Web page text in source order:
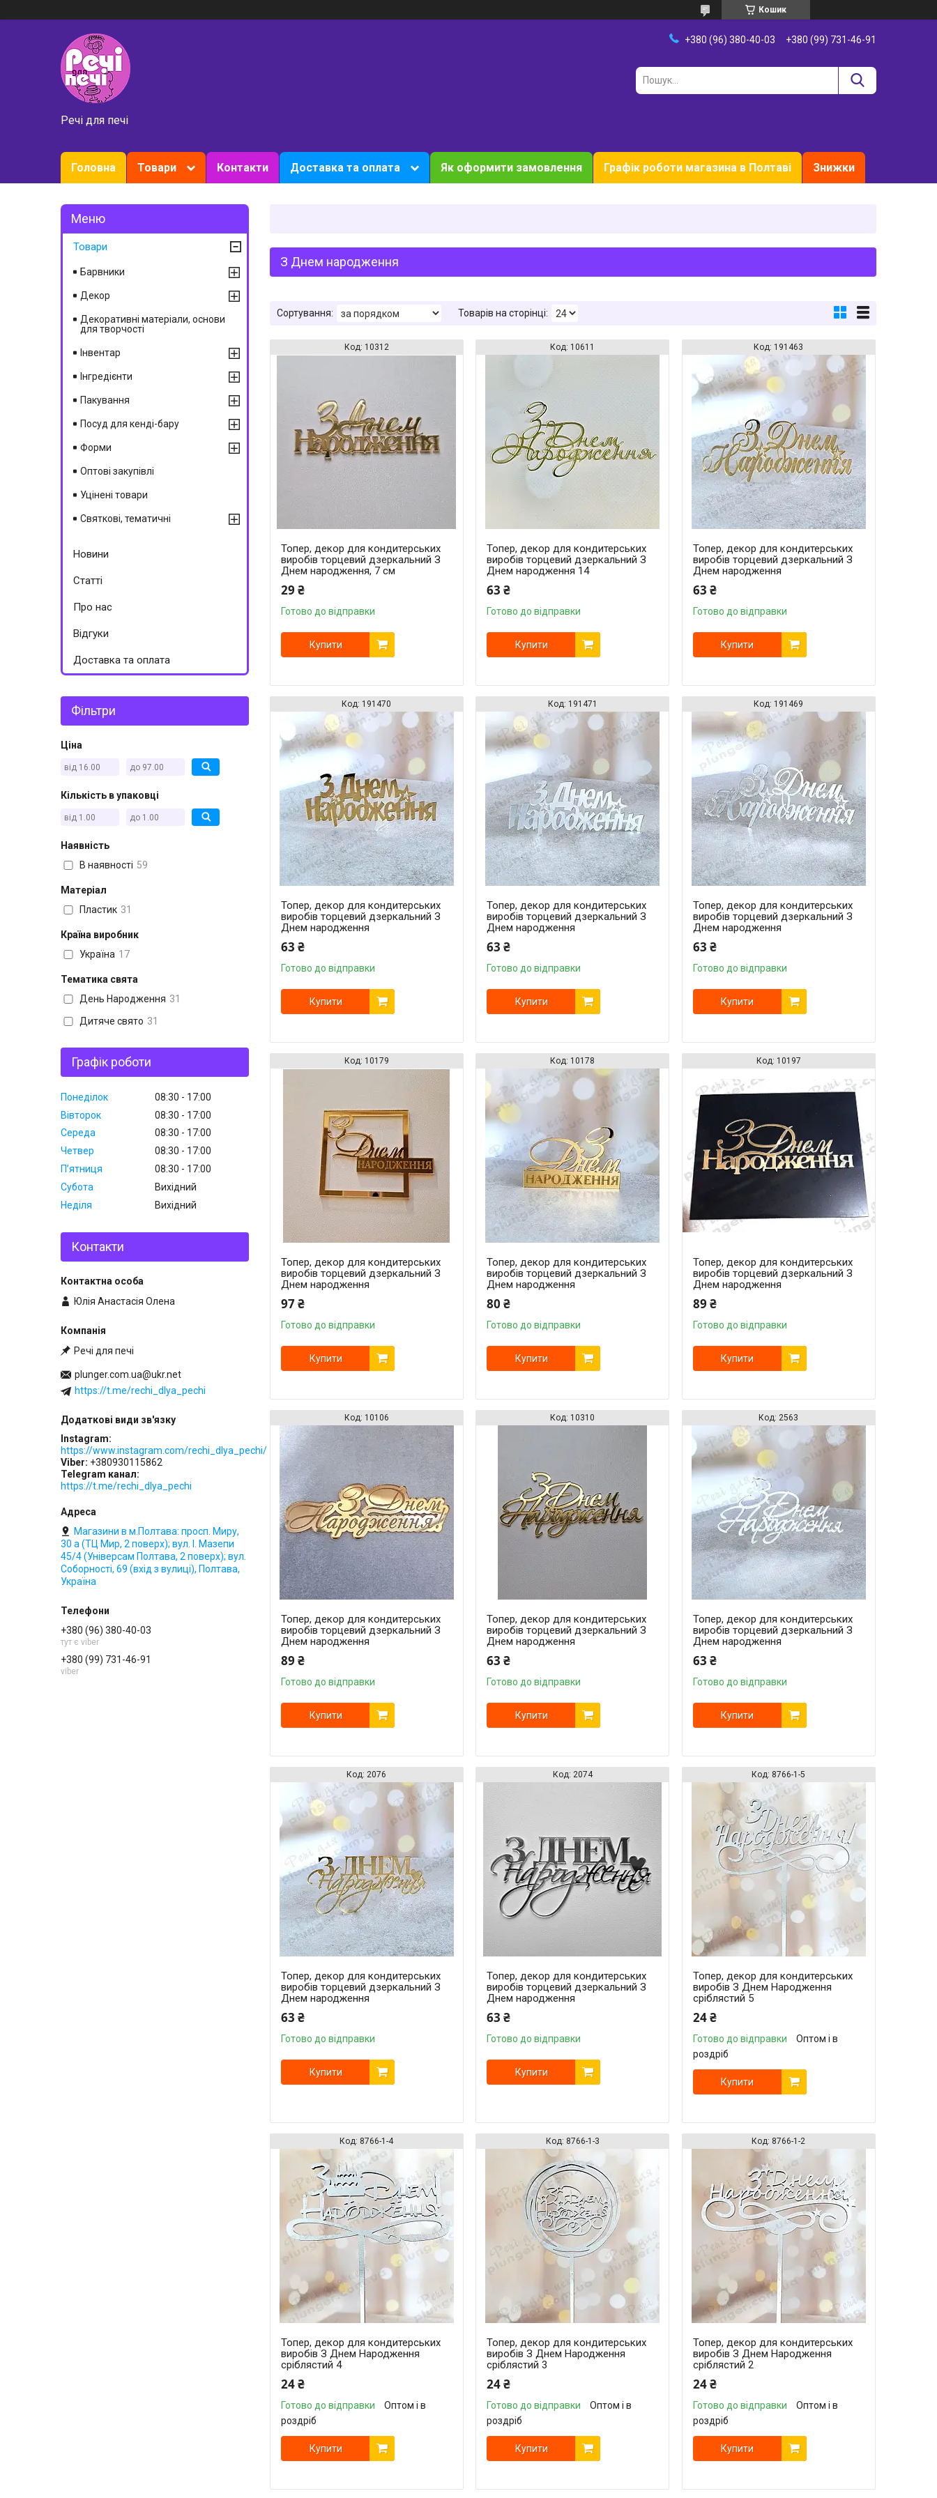
Кошик
Речі для печі
+380 (96) 380-40-03 +380 (99) 731-46-91
Головна Товари Контакти Доставка та оплата Як оформити замовлення Графік роботи магазина в Полтаві Знижки
З Днем народження
10312
Топер, декор для кондитерських
виробів торцевий дзеркальний З
Днем народження, 7 см
29 ₴
Готово до відправки
Купити
10611
Топер, декор для кондитерських
виробів торцевий дзеркальний З
Днем народження 14
63 ₴
Готово до відправки
Купити
191463
Топер, декор для кондитерських
виробів торцевий дзеркальний З
Днем народження
63 ₴
Готово до відправки
Купити
191470
Топер, декор для кондитерських
виробів торцевий дзеркальний З
Днем народження
63 ₴
Готово до відправки
Купити
191471
Топер, декор для кондитерських
виробів торцевий дзеркальний З
Днем народження
63 ₴
Готово до відправки
Купити
191469
Топер, декор для кондитерських
виробів торцевий дзеркальний З
Днем народження
63 ₴
Готово до відправки
Купити
10179
Топер, декор для кондитерських
виробів торцевий дзеркальний З
Днем народження
97 ₴
Готово до відправки
Купити
10178
Топер, декор для кондитерських
виробів торцевий дзеркальний З
Днем народження
80 ₴
Готово до відправки
Купити
10197
Топер, декор для кондитерських
виробів торцевий дзеркальний З
Днем народження
89 ₴
Готово до відправки
Купити
10106
Топер, декор для кондитерських
виробів торцевий дзеркальний З
Днем народження
89 ₴
Готово до відправки
Купити
10310
Топер, декор для кондитерських
виробів торцевий дзеркальний З
Днем народження
63 ₴
Готово до відправки
Купити
2563
Топер, декор для кондитерських
виробів торцевий дзеркальний З
Днем народження
63 ₴
Готово до відправки
Купити
2076
Топер, декор для кондитерських
виробів торцевий дзеркальний З
Днем народження
63 ₴
Готово до відправки
Купити
2074
Топер, декор для кондитерських
виробів торцевий дзеркальний З
Днем народження
63 ₴
Готово до відправки
Купити
8766-1-5
Топер, декор для кондитерських
виробів З Днем Народження
сріблястий 5
24 ₴
Готово до відправки
Оптом і в
роздріб
Купити
8766-1-4
Топер, декор для кондитерських
виробів З Днем Народження
сріблястий 4
24 ₴
Готово до відправки
Оптом і в
роздріб
Купити
8766-1-3
Топер, декор для кондитерських
виробів З Днем Народження
сріблястий 3
24 ₴
Готово до відправки
Оптом і в
роздріб
Купити
8766-1-2
Топер, декор для кондитерських
виробів З Днем Народження
сріблястий 2
24 ₴
Готово до відправки
Оптом і в
роздріб
Купити
Товари
Барвники
Декор
Декоративні матеріали, основи
для творчості
Інвентар
Інгредієнти
Пакування
Посуд для кенді-бару
Форми
Оптові закупівлі
Уцінені товари
Святкові, тематичні
Новини
Статті
Про нас
Відгуки
Доставка та оплата
Фільтри
Ціна
Кількість в упаковці
Наявність
В наявності 59
Матеріал
Пластик 31
Країна виробник
Україна 17
Тематика свята
День Народження 31
Дитяче свято 31
Графік роботи
Понеділок 08:30
17:00
Вівторок
08:30
17:00
Середа
08:30
17:00
Четвер
08:30
17:00
Пʼятниця
08:30
17:00
Субота
Вихідний
Неділя
Вихідний
Контакти
Юлія Анастасія Олена
Речі для печі
plunger.com.ua@ukr.net
https://t.me/rechi_dlya_pechi
Instagram
https://www.instagram.com/rechi_dlya_pechi/
Viber +380930115862
Telegram канал
https://t.me/rechi_dlya_pechi
Магазини в м.Полтава: просп. Миру,
30 а (ТЦ Мир, 2 поверх); вул. І. Мазепи
45/4 (Універсам Полтава, 2 поверх); вул.
Соборності, 69 (вхід з вулиці), Полтава,
Україна
+380 (96) 380-40-03
тут є viber
+380 (99) 731-46-91
viber